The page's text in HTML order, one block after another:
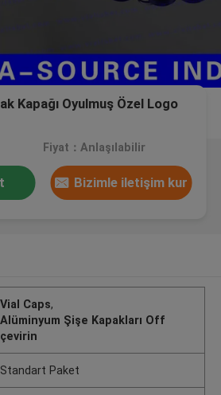
Kapağı Oyulmuş Özel Logo
Fiyat：Anlaşılabilir
Bizimle iletişim kur
Vial Caps,
Alüminyum Şişe Kapakları Off
çevirin
Standart Paket